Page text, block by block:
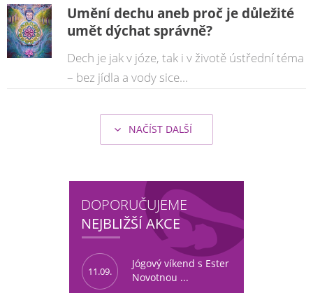
Umění dechu aneb proč je důležité
umět dýchat správně?
Dech je jak v józe, tak i v životě ústřední téma
– bez jídla a vody sice...
NAČÍST DALŠÍ
DOPORUČUJEME
NEJBLIŽŠÍ AKCE
11.09.
Jógový víkend s Ester
Novotnou ...